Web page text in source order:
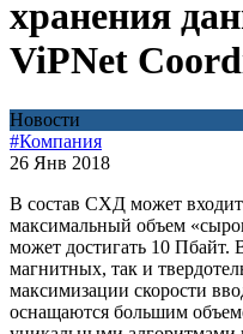
хранения
ViPNet
Новости
#Компания
26 Янв 2018
В состав СХД может
максимальный объем
может достигать 10
магнитных, так и
максимизации скорости
оснащаются большим